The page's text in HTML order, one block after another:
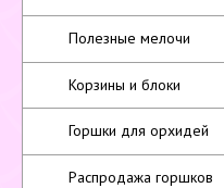
Полезные мелочи
Корзины и блоки
Горшки для орхидей
Распродажа горшков